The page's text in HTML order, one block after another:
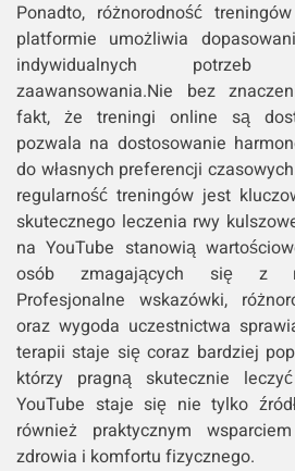
Ponadto, różnorodność
platformie umożliwia
indywidualnych
zaawansowania.Nie bez
fakt, że treningi online są
pozwala na dostosowanie
do własnych preferencji
regularność treningów jest
skutecznego leczenia rwy
na YouTube stanowią
osób zmagających się z
Profesjonalne wskazówki,
oraz wygoda uczestnictwa
terapii staje się coraz bardziej
którzy pragną skutecznie
YouTube staje się nie tylko
również praktycznym
zdrowia i komfortu fizycznego.